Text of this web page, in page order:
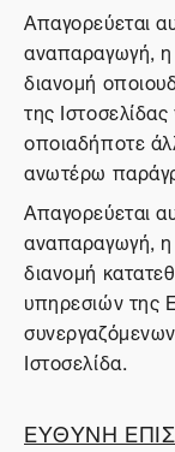
Απαγορεύεται
αναπαραγωγή,
διανομή
της
οποιαδήποτε
ανωτέρω
Απαγορεύεται
αναπαραγωγή,
διανομή
υπηρεσιών της
Ιστοσελίδα.
ΕΥΘΥΝΗ